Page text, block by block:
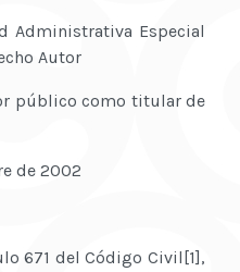
Especial
Autor
como titular de
2002
671 del Código Civil[1],